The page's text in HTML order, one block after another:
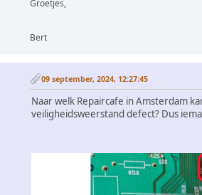
Groetjes,
Bert
09 september, 2024, 12:27:45
Naar welk Repaircafe in Amsterdam
veiligheidsweerstand defect? Dus